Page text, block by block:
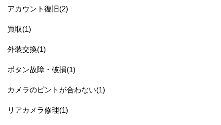
アカウント復旧(2)
買取(1)
外装交換(1)
ボタン故障・破損(1)
カメラのピントが合わない(1)
リアカメラ修理(1)